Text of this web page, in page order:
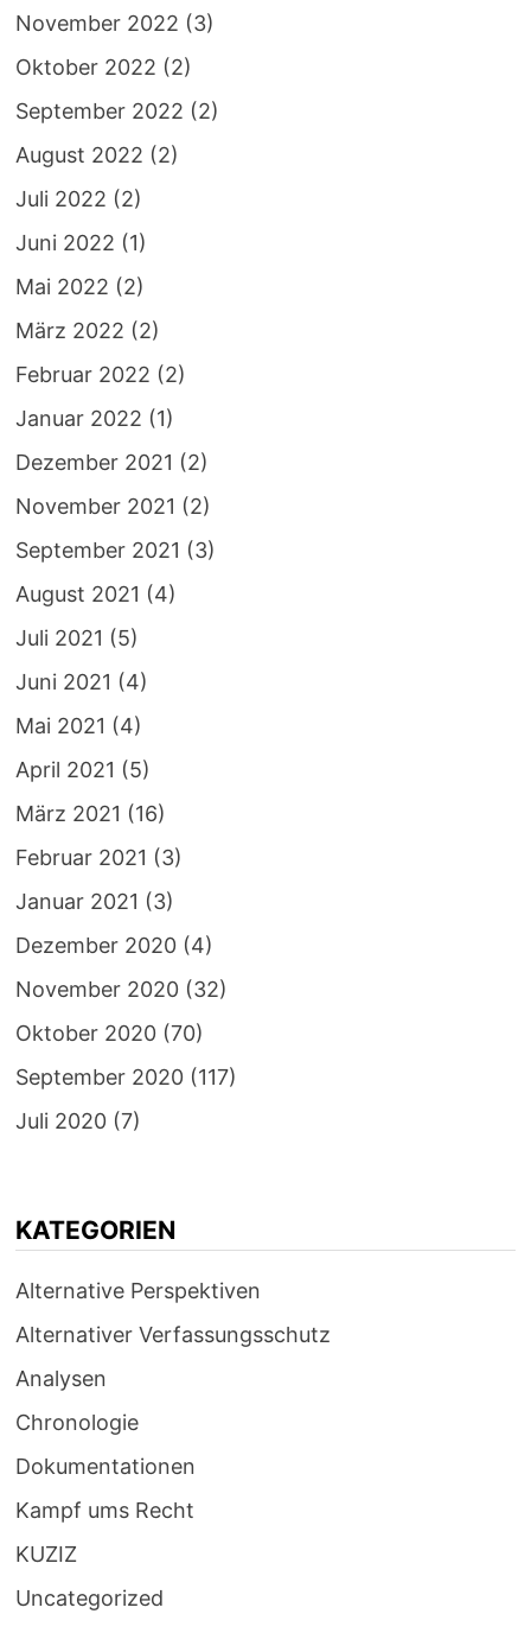
November 2022 (3)
Oktober 2022 (2)
September 2022 (2)
August 2022 (2)
Juli 2022 (2)
Juni 2022 (1)
Mai 2022 (2)
März 2022 (2)
Februar 2022 (2)
Januar 2022 (1)
Dezember 2021 (2)
November 2021 (2)
September 2021 (3)
August 2021 (4)
Juli 2021 (5)
Juni 2021 (4)
Mai 2021 (4)
April 2021 (5)
März 2021 (16)
Februar 2021 (3)
Januar 2021 (3)
Dezember 2020(4)
November 2020(32)
Oktober 2020(70)
September 2020(117)
Juli 2020(7)
KATEGORIEN
Alternative Perspektiven
Alternativer Verfassungsschutz
Analysen
Chronologie
Dokumentationen
Kampf ums Recht
KUZIZ
Uncategorized